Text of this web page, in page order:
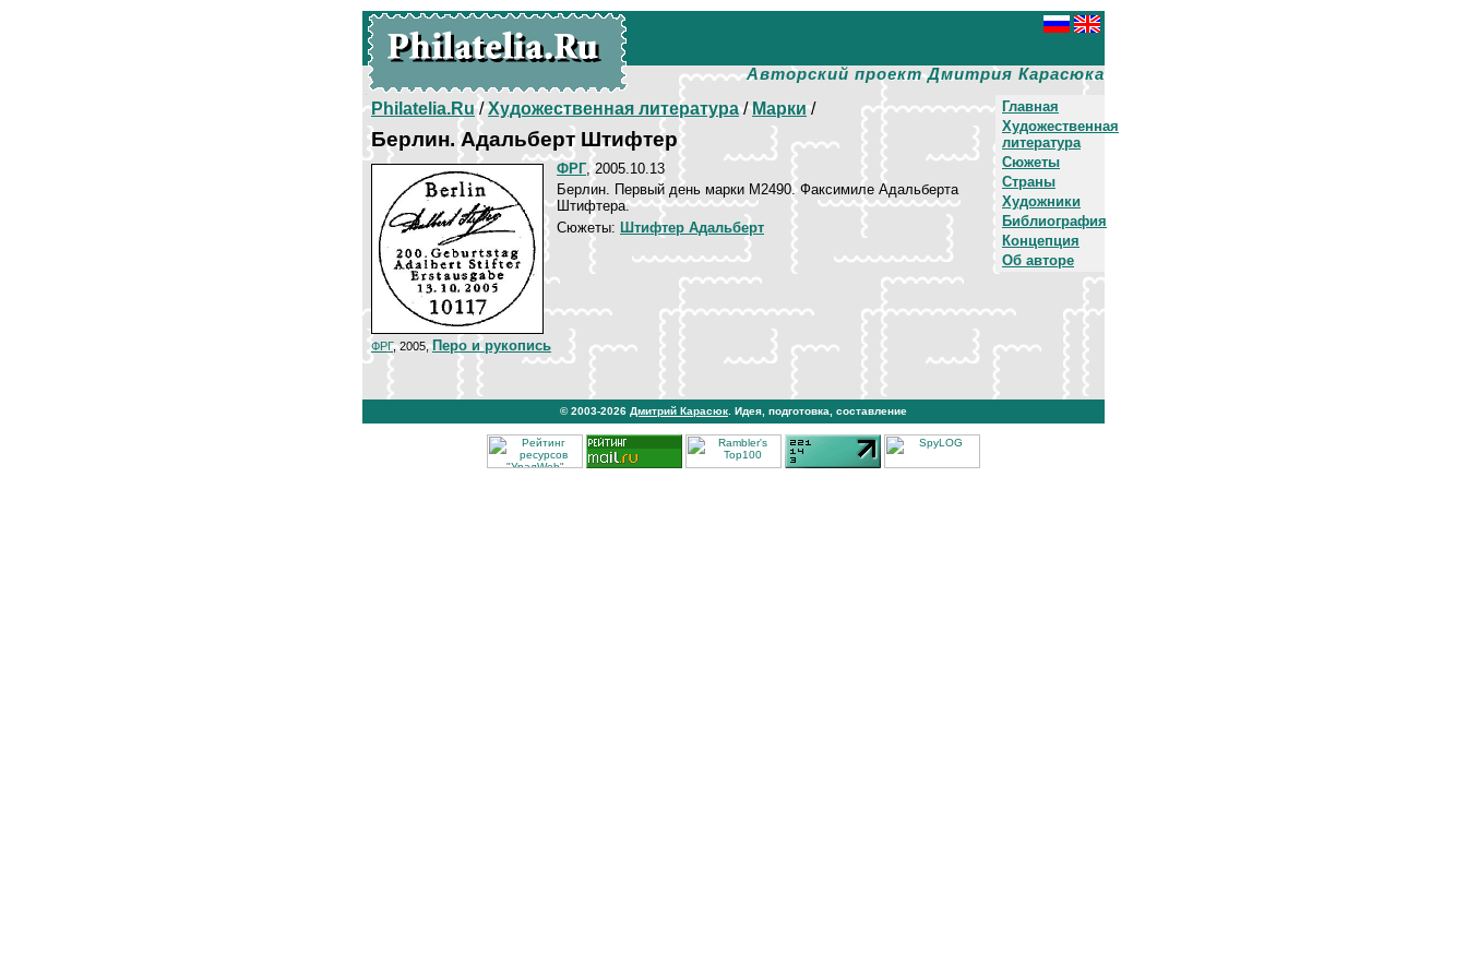
Авторский проект Дмитрия Карасюка
Главная
Художественная
литература
Сюжеты
Страны
Художники
Библиография
Концепция
Об авторе
Philatelia.Ru/Художественная литература/Марки/
Берлин. Адальберт Штифтер
ФРГ, 2005.10.13
Берлин. Первый день марки М2490. Факсимиле Адальберта
Штифтера.
Сюжеты: Штифтер Адальберт
ФРГ, 2005,Перо и рукопись
© 2003-2026 Дмитрий Карасюк . Идея, подготовка, составление